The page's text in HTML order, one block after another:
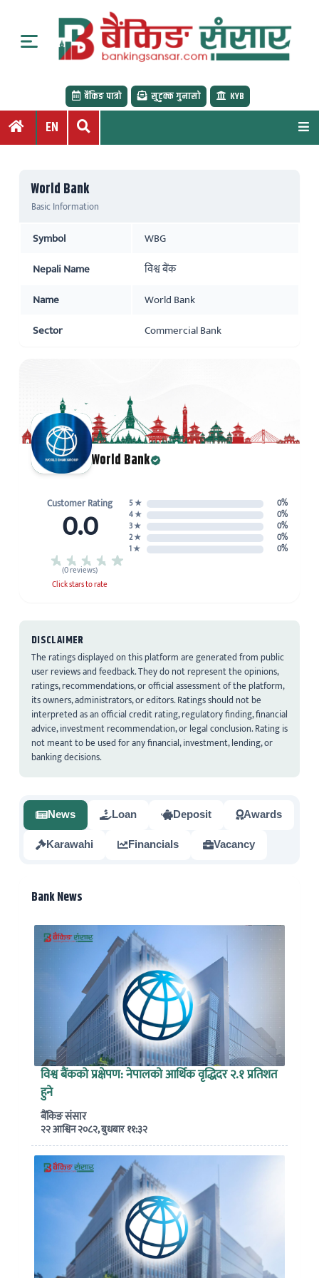
o
बैंकिङ पात्रो सुटुक्क गुनासो KYB
EN
World Bank
Basic Information
Symbol
WBG
Nepali Name
विश्व बैंक
Name
World Bank
Sector
Commercial Bank
World Bank
Customer Rating
0.0
(0 reviews)
Click stars to rate
5 ★
0%
4 ★
0%
3 ★
0%
2 ★
0%
1 ★
0%
DISCLAIMER
The ratings displayed on this platform are generated from public
user reviews and feedback. They do not represent the opinions,
ratings, recommendations, or official assessment of the platform,
its owners, administrators, or editors. Ratings should not be
interpreted as an official credit rating, regulatory finding, financial
advice, investment recommendation, or legal conclusion. Rating is
not meant to be used for any financial, investment, lending, or
banking decisions.
News Loan Deposit Awards
Karawahi Financials Vacancy
Bank News
विश्व बैंकको प्रक्षेपण: नेपालको आर्थिक वृद्धिदर २.१ प्रतिशत
हुने
बैंकिङ संसार
२२ आश्विन २०८२, बुधबार ११:३२